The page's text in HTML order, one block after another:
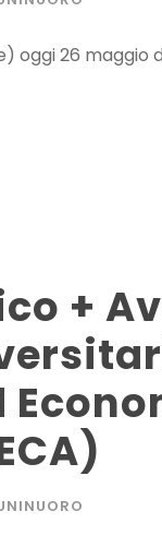
26 maggio
+